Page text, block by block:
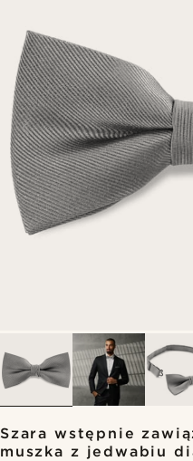
Szara wstępnie
muszka z jedwabiu